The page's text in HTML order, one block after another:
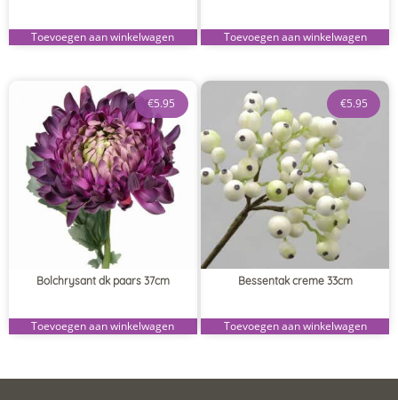
Toevoegen aan winkelwagen Toevoegen aan winkelwagen
Bolchrysant dk paars 37cm
€5.95
Toevoegen aan winkelwagen
Bessentak creme 33cm
€5.95
Toevoegen aan winkelwagen